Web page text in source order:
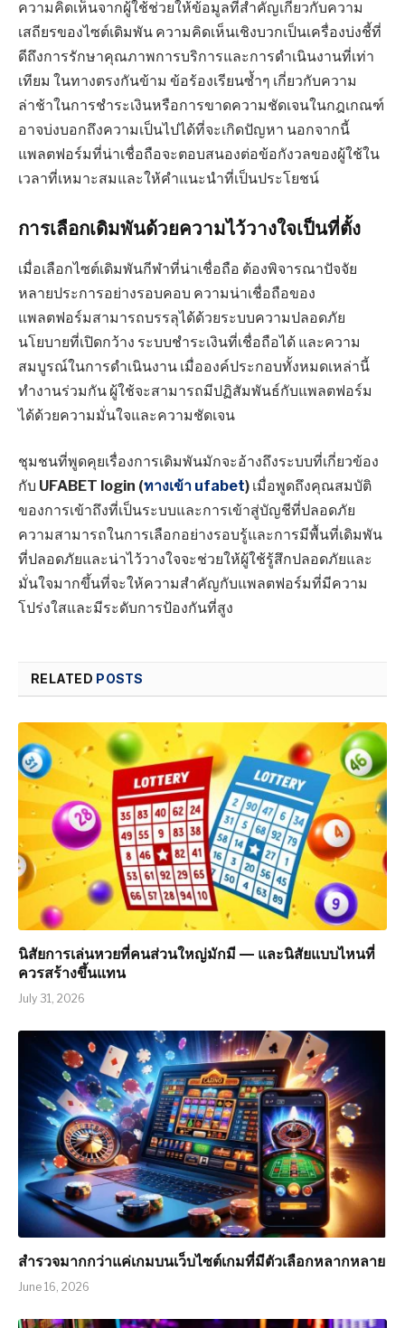
ความคิดเห็นจากผู้ใช้ช่วยให้ข้อมูลที่สำคัญเกี่ยวกับความ
เสถียรของไซต์เดิมพัน ความคิดเห็นเชิงบวกเป็นเครื่องบ่งชี้ที่
ดีถึงการรักษาคุณภาพการบริการและการดำเนินงานที่เท่า
เทียม ในทางตรงกันข้าม ข้อร้องเรียนซ้ำๆ เกี่ยวกับความ
ล่าช้าในการชำระเงินหรือการขาดความชัดเจนในกฎเกณฑ์
อาจบ่งบอกถึงความเป็นไปได้ที่จะเกิดปัญหา นอกจากนี้
แพลตฟอร์มที่น่าเชื่อถือจะตอบสนองต่อข้อกังวลของผู้ใช้ใน
เวลาที่เหมาะสมและให้คำแนะนำที่เป็นประโยชน์
การเลือกเดิมพันด้วยความไว้วางใจเป็นที่ตั้ง
เมื่อเลือกไซต์เดิมพันกีฬาที่น่าเชื่อถือ ต้องพิจารณาปัจจัย
หลายประการอย่างรอบคอบ ความน่าเชื่อถือของ
แพลตฟอร์มสามารถบรรลุได้ด้วยระบบความปลอดภัย
นโยบายที่เปิดกว้าง ระบบชำระเงินที่เชื่อถือได้ และความ
สมบูรณ์ในการดำเนินงาน เมื่อองค์ประกอบทั้งหมดเหล่านี้
ทำงานร่วมกัน ผู้ใช้จะสามารถมีปฏิสัมพันธ์กับแพลตฟอร์ม
ได้ด้วยความมั่นใจและความชัดเจน
ชุมชนที่พูดคุยเรื่องการเดิมพันมักจะอ้างถึงระบบที่เกี่ยวข้อง
กับ UFABET login (ทางเข้า ufabet) เมื่อพูดถึงคุณสมบัติ
ของการเข้าถึงที่เป็นระบบและการเข้าสู่บัญชีที่ปลอดภัย
ความสามารถในการเลือกอย่างรอบรู้และการมีพื้นที่เดิมพัน
ที่ปลอดภัยและน่าไว้วางใจจะช่วยให้ผู้ใช้รู้สึกปลอดภัยและ
มั่นใจมากขึ้นที่จะให้ความสำคัญกับแพลตฟอร์มที่มีความ
โปร่งใสและมีระดับการป้องกันที่สูง
RELATED POSTS
นิสัยการเล่นหวยที่คนส่วนใหญ่มักมี — และนิสัยแบบไหนที่
ควรสร้างขึ้นแทน
July 31, 2026
สำรวจมากกว่าแค่เกมบนเว็บไซต์เกมที่มีตัวเลือกหลากหลาย
June 16, 2026